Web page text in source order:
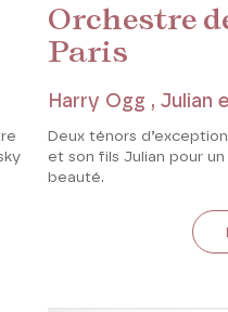
Orchestre
Paris
Harry Ogg , Julian
Deux ténors
et son fils Julian pour
beauté.